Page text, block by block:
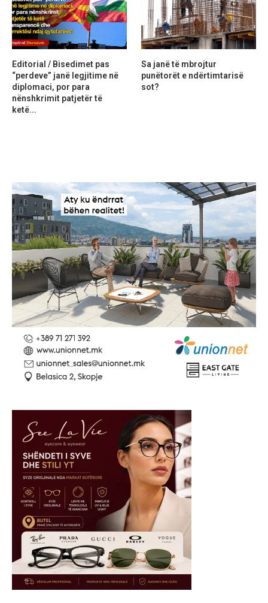
Editorial / Bisedimet pas
“perdeve” janë legjitime në
diplomaci, por para
nënshkrimit patjetër të
ketë...
Sa janë të mbrojtur
punëtorët e ndërtimtarisë
sot?